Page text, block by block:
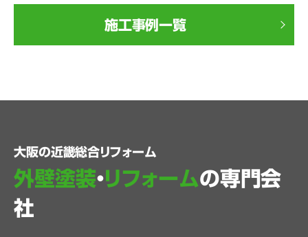
施工事例一覧
大阪の近畿総合リフォーム
外壁塗装・リフォームの専門会
社